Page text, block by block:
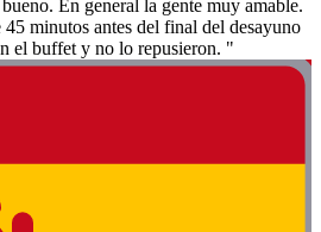
En general la gente muy amable.
minutos antes del final del desayuno
el buffet y no lo repusieron. "